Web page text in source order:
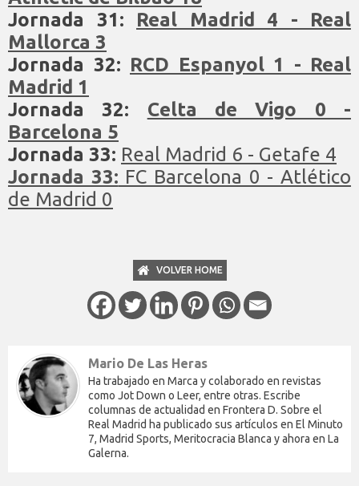
Jornada 31: Real Madrid 4 - Real
Mallorca 3
Jornada 32: RCD Espanyol 1 - Real
Madrid 1
Jornada 32: Celta de Vigo 0 -
Barcelona 5
Jornada 33: Real Madrid 6 - Getafe 4
Jornada 33: FC Barcelona 0 - Atlético
de Madrid 0
VOLVER HOME
Mario De Las Heras
Ha trabajado en Marca y colaborado en revistas
como Jot Down o Leer, entre otras. Escribe
columnas de actualidad en Frontera D. Sobre el
Real Madrid ha publicado sus artículos en El Minuto
7, Madrid Sports, Meritocracia Blanca y ahora en La
Galerna.